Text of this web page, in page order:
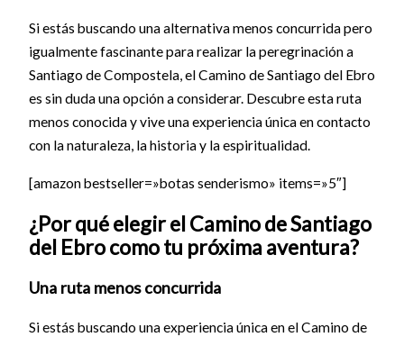
Si estás buscando una alternativa menos concurrida pero
igualmente fascinante para realizar la peregrinación a
Santiago de Compostela, el Camino de Santiago del Ebro
es sin duda una opción a considerar. Descubre esta ruta
menos conocida y vive una experiencia única en contacto
con la naturaleza, la historia y la espiritualidad.
[amazon bestseller=»botas senderismo» items=»5″]
¿Por qué elegir el Camino de Santiago
del Ebro como tu próxima aventura?
Una ruta menos concurrida
Si estás buscando una experiencia única en el Camino de